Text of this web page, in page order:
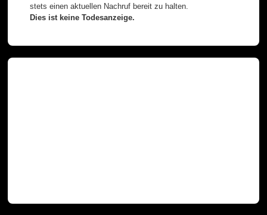
stets einen aktuellen Nachruf bereit zu halten.
Dies ist keine Todesanzeige.